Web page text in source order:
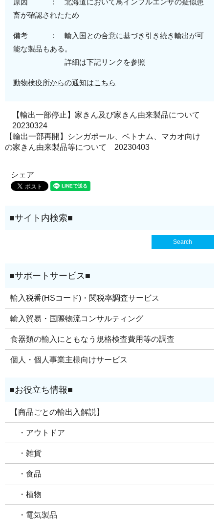
畜が確認されたため
備考 ： 輸入国との合意に基づき引き続き輸出が可
能な製品もある。
詳細は下記リンクを参照
動物検疫所からの通知はこちら
【輸出一部停止】家きん及び家きん由来製品について
20230324
【輸出一部再開】シンガポール、ベトナム、マカオ向け
の家きん由来製品等について 20230403
シェア
輸入税番(HSコード)・関税率調査サービス
輸入貿易・国際物流コンサルティング
食器類の輸入にともなう規格検査費用等の調査
個人・個人事業主様向けサービス
【商品ごとの輸出入解説】
・アウトドア
・雑貨
・食品
・植物
・電気製品